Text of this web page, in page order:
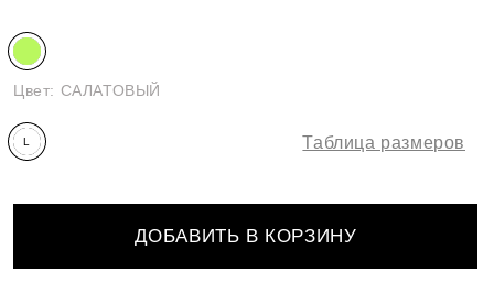
Цвет: САЛАТОВЫЙ
L Таблица размеров
ДОБАВИТЬ В КОРЗИНУ